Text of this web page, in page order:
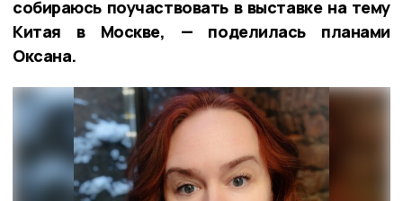
собираюсь поучаствовать в выставке на тему
Китая в Москве, — поделилась планами
Оксана.